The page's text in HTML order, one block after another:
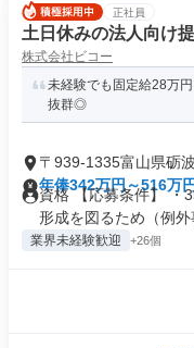
正社員
土日休みの法人向け
株式会社ビコー
未経験でも固定給28万
抜群◎
〒939-1335富山県砺
年俸342万円～516万円
資格 【応募条件】 ・
形成を図るため（例外
業界未経験歓迎 +26個